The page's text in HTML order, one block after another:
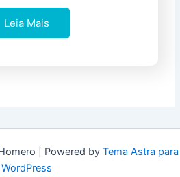
Leia Mais
| Powered by Tema Astra para
WordPress